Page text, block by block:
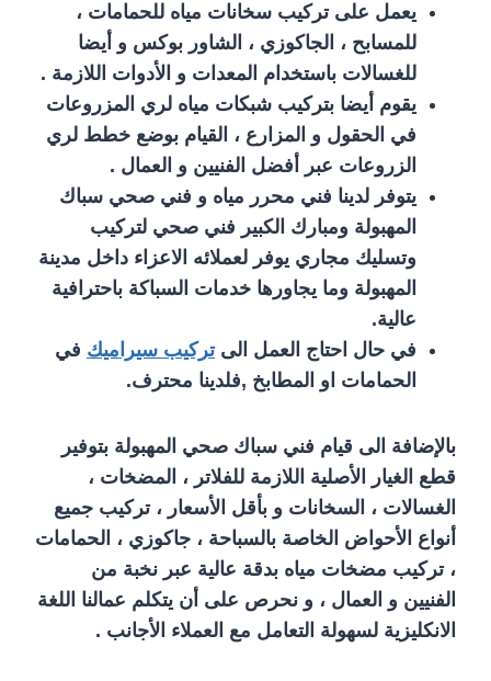
يعمل على تركيب سخانات مياه للحمامات ،
للمسابح ، الجاكوزي ، الشاور بوكس و أيضا
للغسالات باستخدام المعدات و الأدوات اللازمة .
يقوم أيضا بتركيب شبكات مياه لري المزروعات
في الحقول و المزارع ، القيام بوضع خطط لري
الزروعات عبر أفضل الفنيين و العمال .
يتوفر لدينا فني محرر مياه و فني صحي سباك
المهبولة ومبارك الكبير فني صحي لتركيب
وتسليك مجاري يوفر لعملائه الاعزاء داخل مدينة
المهبولة وما يجاورها خدمات السباكة باحترافية
عالية.
في حال احتاج العمل الىتركيب سيراميك في
الحمامات او المطابخ ,فلدينا محترف.
بالإضافة الى قيام فني سباك صحي المهبولة بتوفير
قطع الغيار الأصلية اللازمة للفلاتر ، المضخات ،
الغسالات ، السخانات و بأقل الأسعار ، تركيب جميع
أنواع الأحواض الخاصة بالسباحة ، جاكوزي ، الحمامات
، تركيب مضخات مياه بدقة عالية عبر نخبة من
الفنيين و العمال ، و نحرص على أن يتكلم عمالنا اللغة
الانكليزية لسهولة التعامل مع العملاء الأجانب .